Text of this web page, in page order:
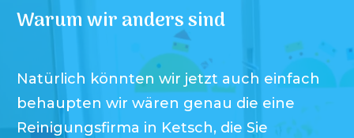
Warum wir anders sind
Natürlich könnten wir jetzt auch einfach
behaupten wir wären genau die eine
Reinigungsfirma in Ketsch, die Sie